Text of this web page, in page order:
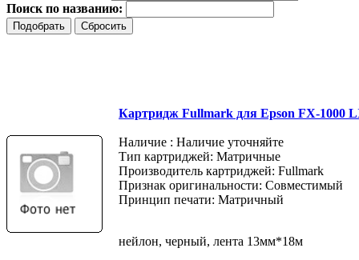
Поиск по названию:
Картридж Fullmark для Epson FX-1000
Наличие : Наличие уточняйте
Тип картриджей: Матричные
Производитель картриджей: Fullmark
Признак оригинальности: Совместимый
Принцип печати: Матричный
нейлон, черный, лента 13мм*18м